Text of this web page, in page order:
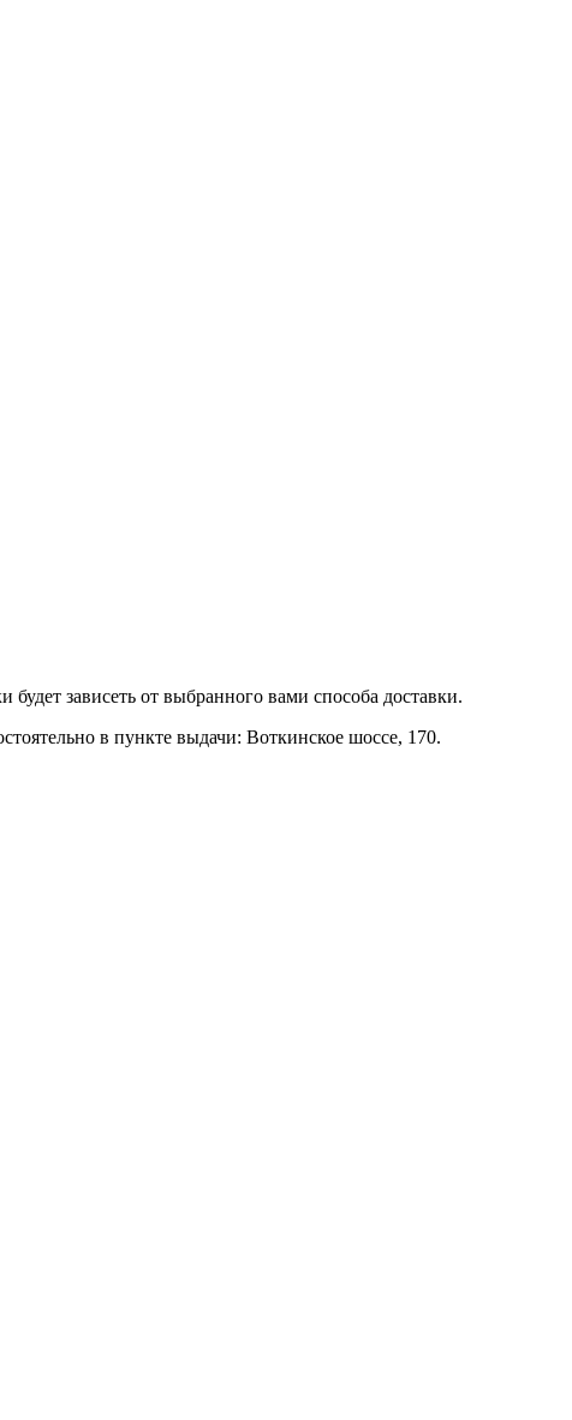
зависеть от выбранного вами способа доставки.
в пункте выдачи: Воткинское шоссе, 170.